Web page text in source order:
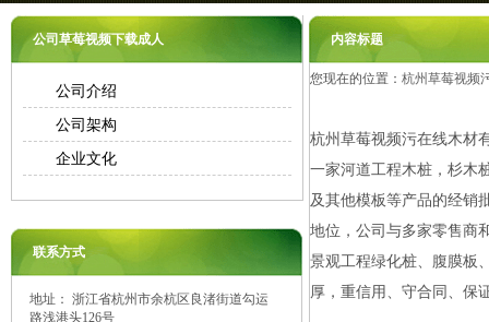
内容标题
杭州草莓视频污在线木材
一家河道工程木桩，杉木
及其他模板等产品的经销
地位，公司与多家零售商
景观工程绿化桩、腹膜板
厚，重信用、守合同、保
联系方式
地址： 浙江省杭州市余杭区良渚街道勾运
路浅港头126号
公司草莓视频下载成人
公司介绍
公司架构
企业文化
您现在的位置： 杭州草莓视频